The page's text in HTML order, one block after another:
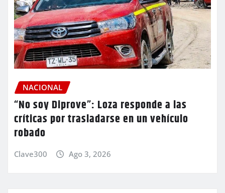
NACIONAL
“No soy Diprove”: Loza responde a las
críticas por trasladarse en un vehículo
robado
Clave300 Ago 3, 2026